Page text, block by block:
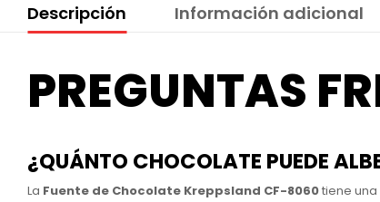
Descripción Información adicional
PREGUNTAS
¿QUÁNTO CHOCOLATE PUEDE
La Fuente de Chocolate Kreppsland CF-8060tiene